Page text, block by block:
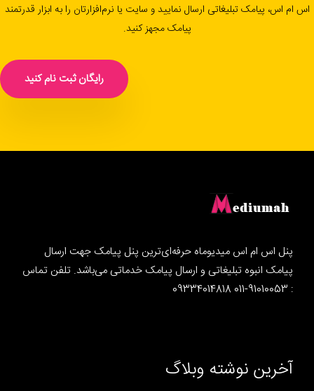
اس ام اس، پیامک تبلیغاتی ارسال نمایید و سایت یا نرم‌افزارتان را به ابزار قدرتمند
پیامک مجهز کنید.
رایگان ثبت نام کنید
پنل اس ام اس میدیوماه حرفه‌ای‌ترین پنل پیامک جهت ارسال
پیامک انبوه تبلیغاتی و ارسال پیامک خدماتی می‌باشد. تلفن تماس
: 91010053-011 09334014818
آخرین نوشته وبلاگ